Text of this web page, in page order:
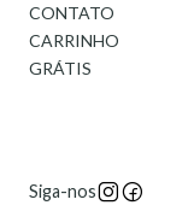
CONTATO
CARRINHO
GRÁTIS
Siga-nos